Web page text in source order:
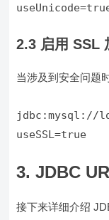
2.3 启用 SSL
当涉及到安全问题
jdbc:mysql://
3. JDBC
接下来详细介绍